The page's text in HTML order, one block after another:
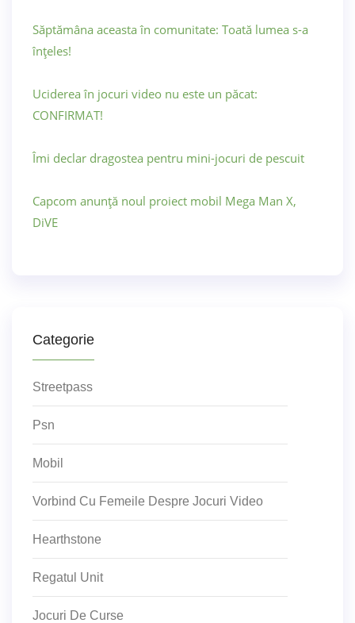
Săptămâna aceasta în comunitate: Toată lumea s-a
înțeles!
Uciderea în jocuri video nu este un păcat:
CONFIRMAT!
Îmi declar dragostea pentru mini-jocuri de pescuit
Capcom anunță noul proiect mobil Mega Man X,
DiVE
Categorie
Streetpass
Psn
Mobil
Vorbind Cu Femeile Despre Jocuri Video
Hearthstone
Regatul Unit
Jocuri De Curse